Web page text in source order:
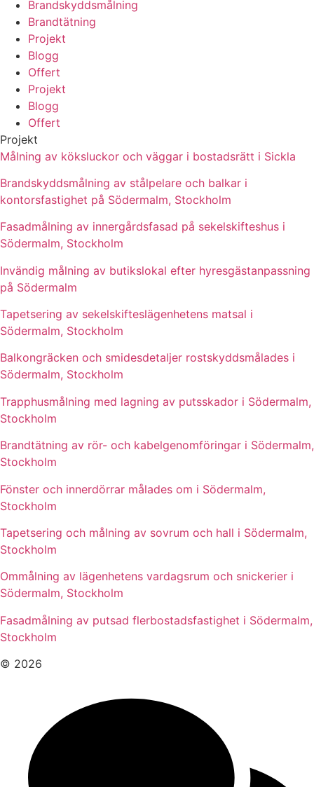
Brandskyddsmålning
Brandtätning
Projekt
Blogg
Offert
Projekt
Blogg
Offert
Projekt
Målning av köksluckor och väggar i bostadsrätt i Sickla
Brandskyddsmålning av stålpelare och balkar i
kontorsfastighet på Södermalm, Stockholm
Fasadmålning av innergårdsfasad på sekelskifteshus i
Södermalm, Stockholm
Invändig målning av butikslokal efter hyresgästanpassning
på Södermalm
Tapetsering av sekelskifteslägenhetens matsal i
Södermalm, Stockholm
Balkongräcken och smidesdetaljer rostskyddsmålades i
Södermalm, Stockholm
Trapphusmålning med lagning av putsskador i Södermalm,
Stockholm
Brandtätning av rör- och kabelgenomföringar i Södermalm,
Stockholm
Fönster och innerdörrar målades om i Södermalm,
Stockholm
Tapetsering och målning av sovrum och hall i Södermalm,
Stockholm
Ommålning av lägenhetens vardagsrum och snickerier i
Södermalm, Stockholm
Fasadmålning av putsad flerbostadsfastighet i Södermalm,
Stockholm
© 2026